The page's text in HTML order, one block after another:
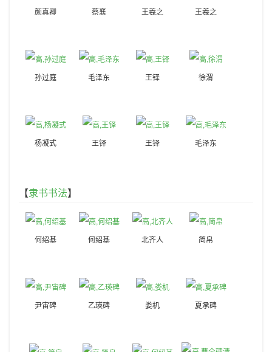
颜真卿 蔡襄 王羲之 王羲之
孙过庭 毛泽东 王铎 徐渭
杨凝式 王铎 王铎 毛泽东
【隶书书法】
何绍基 何绍基 北齐人 简帛
尹宙碑 乙瑛碑 娄机 夏承碑